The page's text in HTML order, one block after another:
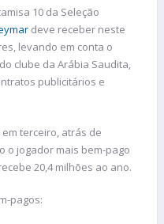
10 da Seleção
deve receber neste
levando em conta o
clube da Arábia Saudita,
publicitários e
terceiro, atrás de
o jogador mais bem-pago
20,4 milhões ao ano.
pagos: